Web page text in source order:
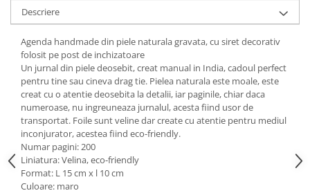
Descriere
Agenda handmade din piele naturala gravata, cu siret decorativ
folosit pe post de inchizatoare
Un jurnal din piele deosebit, creat manual in India, cadoul perfect
pentru tine sau cineva drag tie. Pielea naturala este moale, este
creat cu o atentie deosebita la detalii, iar paginile, chiar daca
numeroase, nu ingreuneaza jurnalul, acesta fiind usor de
transportat. Foile sunt veline dar create cu atentie pentru mediul
inconjurator, acestea fiind eco-friendly.
Numar pagini: 200
Liniatura: Velina, eco-friendly
Format: L 15 cm x l 10 cm
Culoare: maro